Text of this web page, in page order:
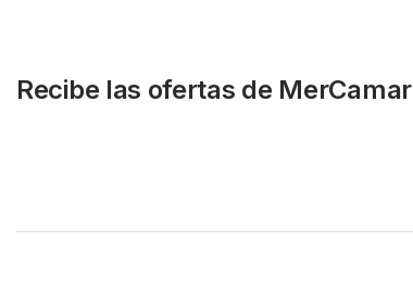
Recibe las ofertas de